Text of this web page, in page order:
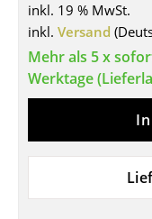
Tische
Esstische
Beistelltische
Schreibtische
inkl. 19 % MwSt.
inkl. Versand
Mehr als 5 x
Werktage